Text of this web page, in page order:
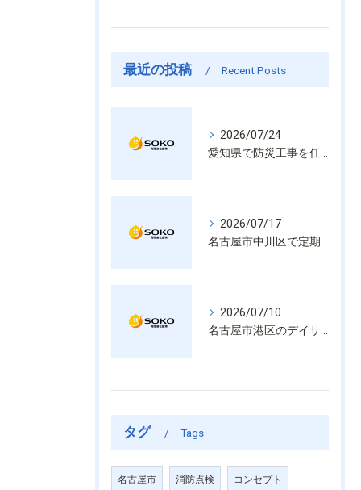
最近の投稿 Recent Posts
2026/07/24
2026/07/17
2026/07/10
タグ Tags
名古屋市 消防点検 コンセプト